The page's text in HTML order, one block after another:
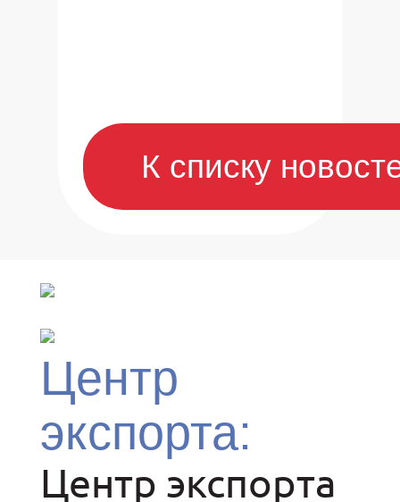
К списку
Центр
экспорта:
Центр экспорта